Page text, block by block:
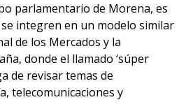
parlamentario de Morena, es
integren en un modelo similar
de los Mercados y la
donde el llamado ‘súper
de revisar temas de
telecomunicaciones y